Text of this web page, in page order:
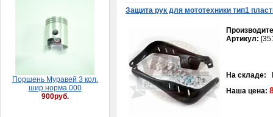
Поршень Муравей 3 кол.
шир.норма 000
900руб.
Защита рук для мототехники тип1
Артикул:
На складе:
Наша цена: